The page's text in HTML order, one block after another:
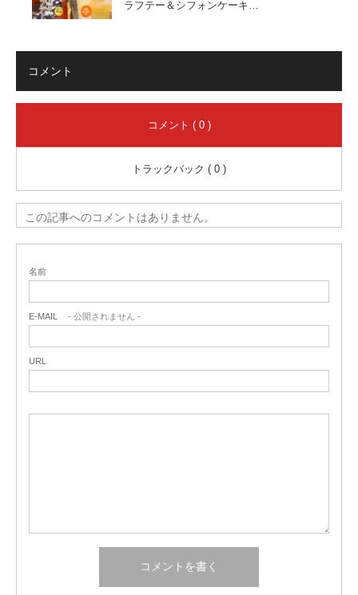
ラフテー＆シフォンケーキ…
コメント
コメント ( 0 )
トラックバック ( 0 )
この記事へのコメントはありません。
名前
E-MAIL - 公開されません -
URL